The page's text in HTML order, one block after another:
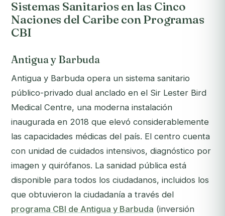
Sistemas Sanitarios en las Cinco
Naciones del Caribe con Programas
CBI
Antigua y Barbuda
Antigua y Barbuda opera un sistema sanitario
público-privado dual anclado en el Sir Lester Bird
Medical Centre, una moderna instalación
inaugurada en 2018 que elevó considerablemente
las capacidades médicas del país. El centro cuenta
con unidad de cuidados intensivos, diagnóstico por
imagen y quirófanos. La sanidad pública está
disponible para todos los ciudadanos, incluidos los
que obtuvieron la ciudadanía a través del
programa CBI de Antigua y Barbuda (inversión